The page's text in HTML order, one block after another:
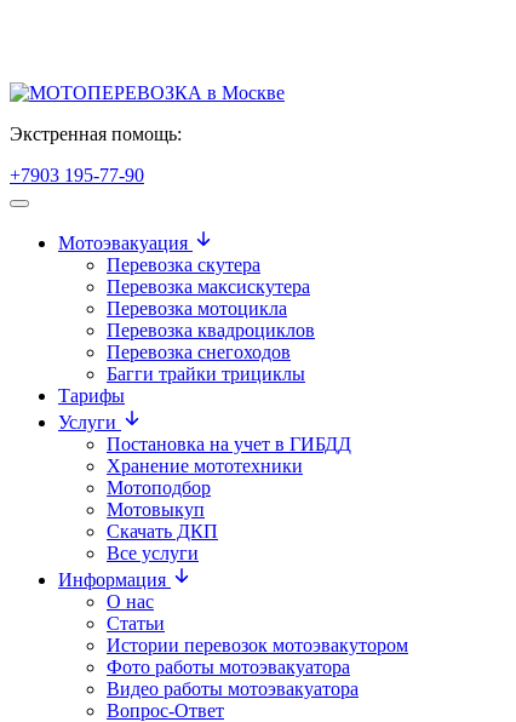
Экстренная помощь:
+7903 195-77-90
Мотоэвакуация
Перевозка скутера
Перевозка максискутера
Перевозка мотоцикла
Перевозка квадроциклов
Перевозка снегоходов
Багги трайки трициклы
Тарифы
Услуги
Постановка на учет в ГИБДД
Хранение мототехники
Мотоподбор
Мотовыкуп
Скачать ДКП
Все услуги
Информация
О нас
Статьи
Истории перевозок мотоэвакутором
Фото работы мотоэвакуатора
Видео работы мотоэвакуатора
Вопрос-Ответ